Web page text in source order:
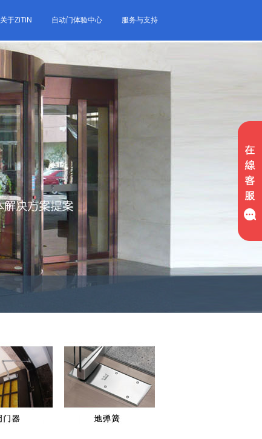
关于ZiTiN 自动门体验中心 服务与支持